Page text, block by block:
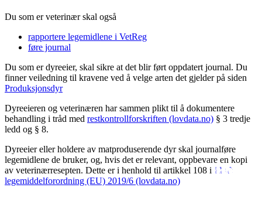
Du som er veterinær skal også
rapportere legemidlene i VetReg
føre journal
Du som er dyreeier, skal sikre at det blir ført oppdatert journal. Du
finner veiledning til kravene ved å velge arten det gjelder på siden
Produksjonsdyr
Dyreeieren og veterinæren har sammen plikt til å dokumentere
behandling i tråd med restkontrollforskriften (lovdata.no) § 3 tredje
ledd og § 8.
Dyreeier eller holdere av matproduserende dyr skal journalføre
legemidlene de bruker, og, hvis det er relevant, oppbevare en kopi
av veterinærresepten. Dette er i henhold til artikkel 108 i
legemiddelforordning (EU) 2019/6 (lovdata.no)